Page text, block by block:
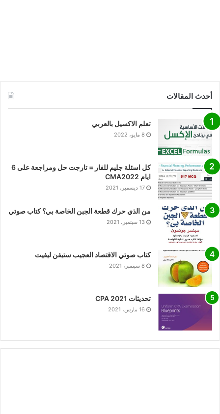
أحدث المقالات
تعلم الاكسيل بالعربي
8 مايو، 2022
كل اسئلة جليم للفار = تارجت حل ومراجعة على 6
ايام CMA2022
17 ديسمبر، 2021
من الذي حرك قطعة الجبن الخاصة بي؟ كتاب صوتي
13 سبتمبر، 2021
كتاب صوتي الاقتصاد العجيب ستيفن ليفيت
8 سبتمبر، 2021
تحديثات CPA 2021
16 مارس، 2021